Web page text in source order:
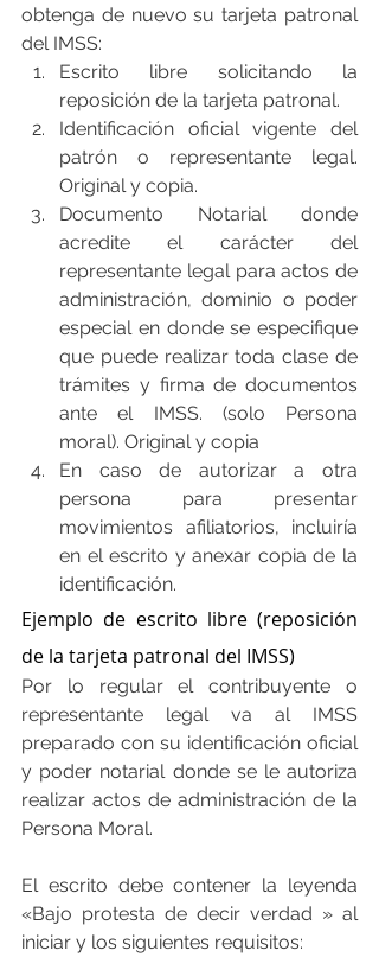
obtenga de nuevo su tarjeta patronal
del IMSS:
Escrito libre solicitando la
reposición de la tarjeta patronal.
Identificación oficial vigente del
patrón o representante legal.
Original y copia.
Documento Notarial donde
acredite el carácter del
representante legal para actos de
administración, dominio o poder
especial en donde se especifique
que puede realizar toda clase de
trámites y firma de documentos
ante el IMSS. (solo Persona
moral). Original y copia
En caso de autorizar a otra
persona para presentar
movimientos afiliatorios, incluiría
en el escrito y anexar copia de la
identificación.
Ejemplo de escrito libre (reposición
de la tarjeta patronal del IMSS)
Por lo regular el contribuyente o
representante legal va al IMSS
preparado con su identificación oficial
y poder notarial donde se le autoriza
realizar actos de administración de la
Persona Moral.
El escrito debe contener la leyenda
«Bajo protesta de decir verdad » al
iniciar y los siguientes requisitos: